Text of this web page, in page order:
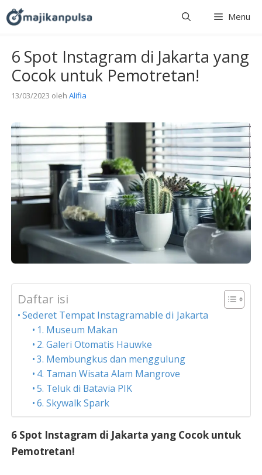
Langsung
ke
Menu
6 Spot Instagram di Jakarta yang
Cocok untuk Pemotretan!
13/03/2023 oleh Alifia
Daftar isi
Sederet Tempat Instagramable di Jakarta
1. Museum Makan
2. Galeri Otomatis Hauwke
3. Membungkus dan menggulung
4. Taman Wisata Alam Mangrove
5. Teluk di Batavia PIK
6. Skywalk Spark
6 Spot Instagram di Jakarta yang Cocok untuk
Pemotretan!